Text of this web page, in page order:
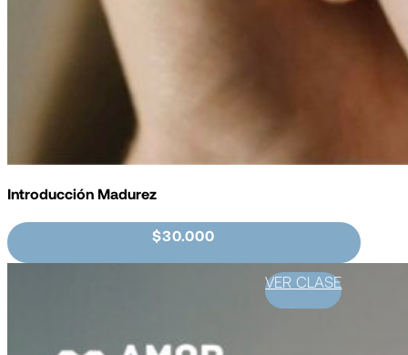
Introducción Madurez
$30.000
VER CLASE